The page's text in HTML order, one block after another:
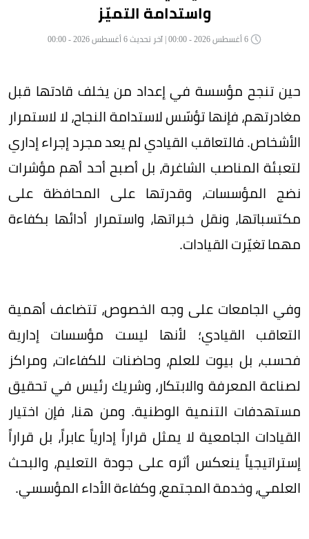
واستدامة التميّز
حين تنجح مؤسسة في إعداد من يخلف قادتها قبل
مغادرتهم، فإنها تؤسّس لاستدامة النجاح، لا لاستمرار
الأشخاص. فالتعاقب القيادي لم يعد مجرد إجراء إداري
لتعبئة المناصب الشاغرة، بل أصبح أحد أهم مؤشرات
نضج المؤسسات، وقدرتها على المحافظة على
مكتسباتها، ونقل خبراتها، واستمرار أدائها بكفاءة
مهما تغيّرت القيادات.
وفي الجامعات على وجه الخصوص، تتضاعف أهمية
التعاقب القيادي؛ لأنها ليست مؤسسات إدارية
فحسب، بل بيوت للعلم، وحاضنات للكفاءات، ومراكز
لصناعة المعرفة والابتكار، وشريك رئيس في تحقيق
مستهدفات التنمية الوطنية. ومن هنا، فإن اختيار
القيادات الجامعية لا يمثل قراراً إدارياً عابراً، بل قراراً
إستراتيجياً ينعكس أثره على جودة التعليم، والبحث
العلمي، وخدمة المجتمع، وكفاءة الأداء المؤسسي.